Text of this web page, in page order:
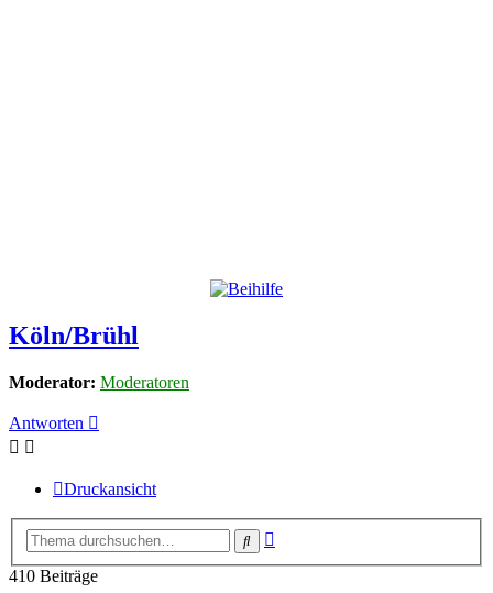
Köln/Brühl
Moderator: Moderatoren
Antworten
Druckansicht
Suche
410 Beiträge